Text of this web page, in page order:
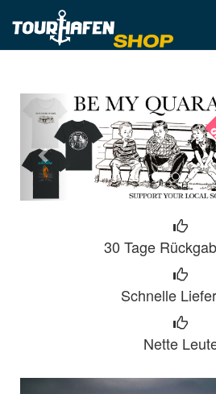
previous
30 Tage
Schnelle
Nette